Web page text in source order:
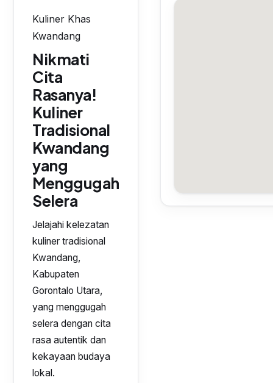
Kuliner Khas
Kwandang
Nikmati
Cita
Rasanya!
Kuliner
Tradisional
Kwandang
yang
Menggugah
Selera
Jelajahi kelezatan
kuliner tradisional
Kwandang,
Kabupaten
Gorontalo Utara,
yang menggugah
selera dengan cita
rasa autentik dan
kekayaan budaya
lokal.